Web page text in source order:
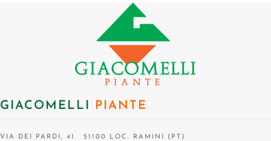
GIACOMELLI PIANTE
VIA DEI PARDI, 41 51100 LOC. RAMINI (PT)